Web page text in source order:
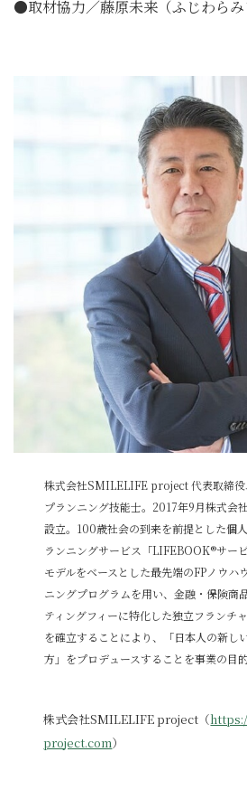
●取材協力／藤原未来（ふじわらみ
株式会社SMILELIFE project 代表取締役
プランニング技能士。2017年9月株式
設立。100歳社会の到来を前提とした個
ランニングサービス「LIFEBOOK®サー
モデルをベースとした最先端のFPノウハ
ニングプログラムを用い、金融・保険商
ティングフィーに特化した独立フランチ
を確立することにより、「日本人の新し
方」をプロデュースすることを事業の目的
株式会社SMILELIFE project（
project.com）